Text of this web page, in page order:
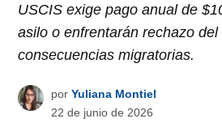
USCIS exige pago anual de
asilo o enfrentarán rechazo
consecuencias migratorias.
por Yuliana Montiel
22 de junio de 2026